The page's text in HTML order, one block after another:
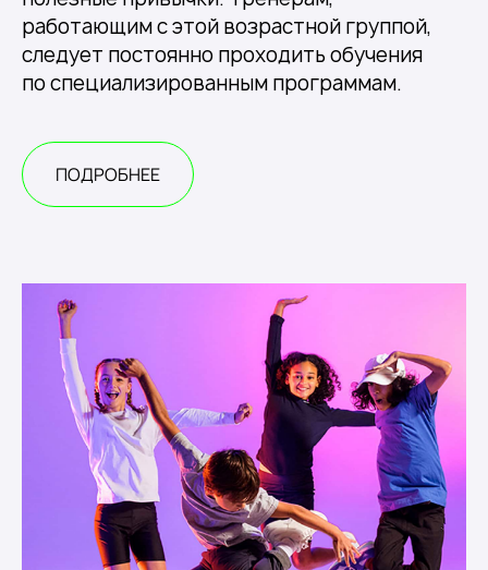
работающим с этой возрастной группой,
следует постоянно проходить обучения
по специализированным программам.
ПОДРОБНЕЕ